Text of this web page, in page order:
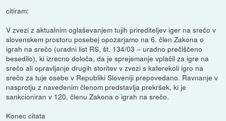
citiram:
V zvezi z aktualnim oglaševanjem tujih prirediteljev iger na srečo v
slovenskem prostoru posebej opozarjamo na 6. člen Zakona o
igrah na srečo (uradni list RS, št. 134/03 – uradno prečiščeno
besedilo), ki izrecno določa, da je sprejemanje vplačil za igre na
srečo ali opravljanje drugih storitev v zvezi s katerekoli igro na
srečo za tuje osebe v Republiki Sloveniji prepovedano. Ravnanje v
nasprotju z navedenim členom predstavlja prekršek, ki je
sankcioniran v 120. členu Zakona o igrah na srečo.
Konec citata